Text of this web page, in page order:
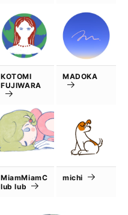
KOTOMI
FUJIWARA
MADOKA
MiamMiamC
lub lub
michi